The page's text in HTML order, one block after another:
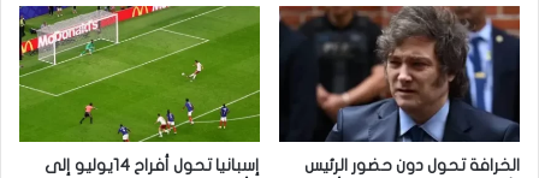
الخرافة تحول دون حضور الرئيس
إسبانيا تحول أفراح 14يوليو إلى